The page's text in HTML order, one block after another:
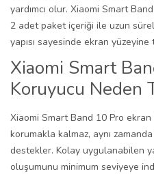
yardımcı olur. Xiaomi Smart
2 adet paket içeriği ile uzun
yapısı sayesinde ekran
Xiaomi Smart
Koruyucu Neden
Xiaomi Smart Band 10 Pro ekran
korumakla kalmaz, aynı
destekler. Kolay uygulanabilen
oluşumunu minimum seviyeye